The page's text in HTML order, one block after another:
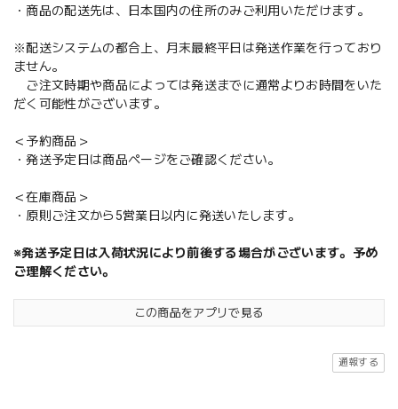
・商品の配送先は、日本国内の住所のみご利用いただけます。
※配送システムの都合上、月末最終平日は発送作業を行っており
ません。
ご注文時期や商品によっては発送までに通常よりお時間をいた
だく可能性がございます。
＜予約商品＞
・発送予定日は商品ページをご確認ください。
＜在庫商品＞
・原則ご注文から5営業日以内に発送いたします。
※発送予定日は入荷状況により前後する場合がございます。予め
ご理解ください。
この商品をアプリで見る
通報する